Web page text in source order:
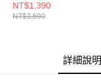
NT$1,390
NT$3,690
詳細說明